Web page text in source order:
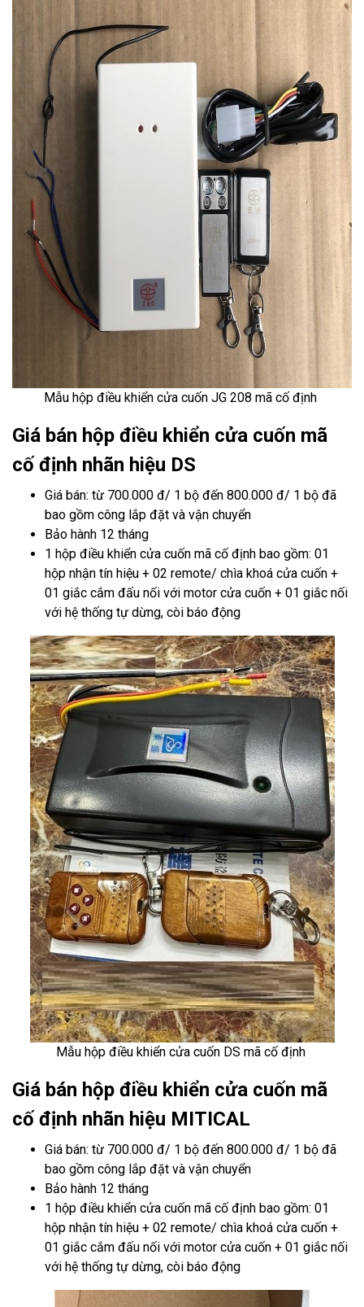
Mẫu hộp điều khiển cửa cuốn JG 208 mã cố định
Giá bán hộp điều khiển cửa cuốn mã
cố định nhãn hiệu DS
Giá bán: từ 700.000 đ/ 1 bộ đến 800.000 đ/ 1 bộ đã
bao gồm công lắp đặt và vận chuyển
Bảo hành 12 tháng
1 hộp điều khiển cửa cuốn mã cố định bao gồm: 01
hộp nhận tín hiệu + 02 remote/ chìa khoá cửa cuốn +
01 giắc cắm đấu nối với motor cửa cuốn + 01 giắc nối
với hệ thống tự dừng, còi báo động
Mẫu hộp điều khiển cửa cuốn DS mã cố định
Giá bán hộp điều khiển cửa cuốn mã
cố định nhãn hiệu MITICAL
Giá bán: từ 700.000 đ/ 1 bộ đến 800.000 đ/ 1 bộ đã
bao gồm công lắp đặt và vận chuyển
Bảo hành 12 tháng
1 hộp điều khiển cửa cuốn mã cố định bao gồm: 01
hộp nhận tín hiệu + 02 remote/ chìa khoá cửa cuốn +
01 giắc cắm đấu nối với motor cửa cuốn + 01 giắc nối
với hệ thống tự dừng, còi báo động